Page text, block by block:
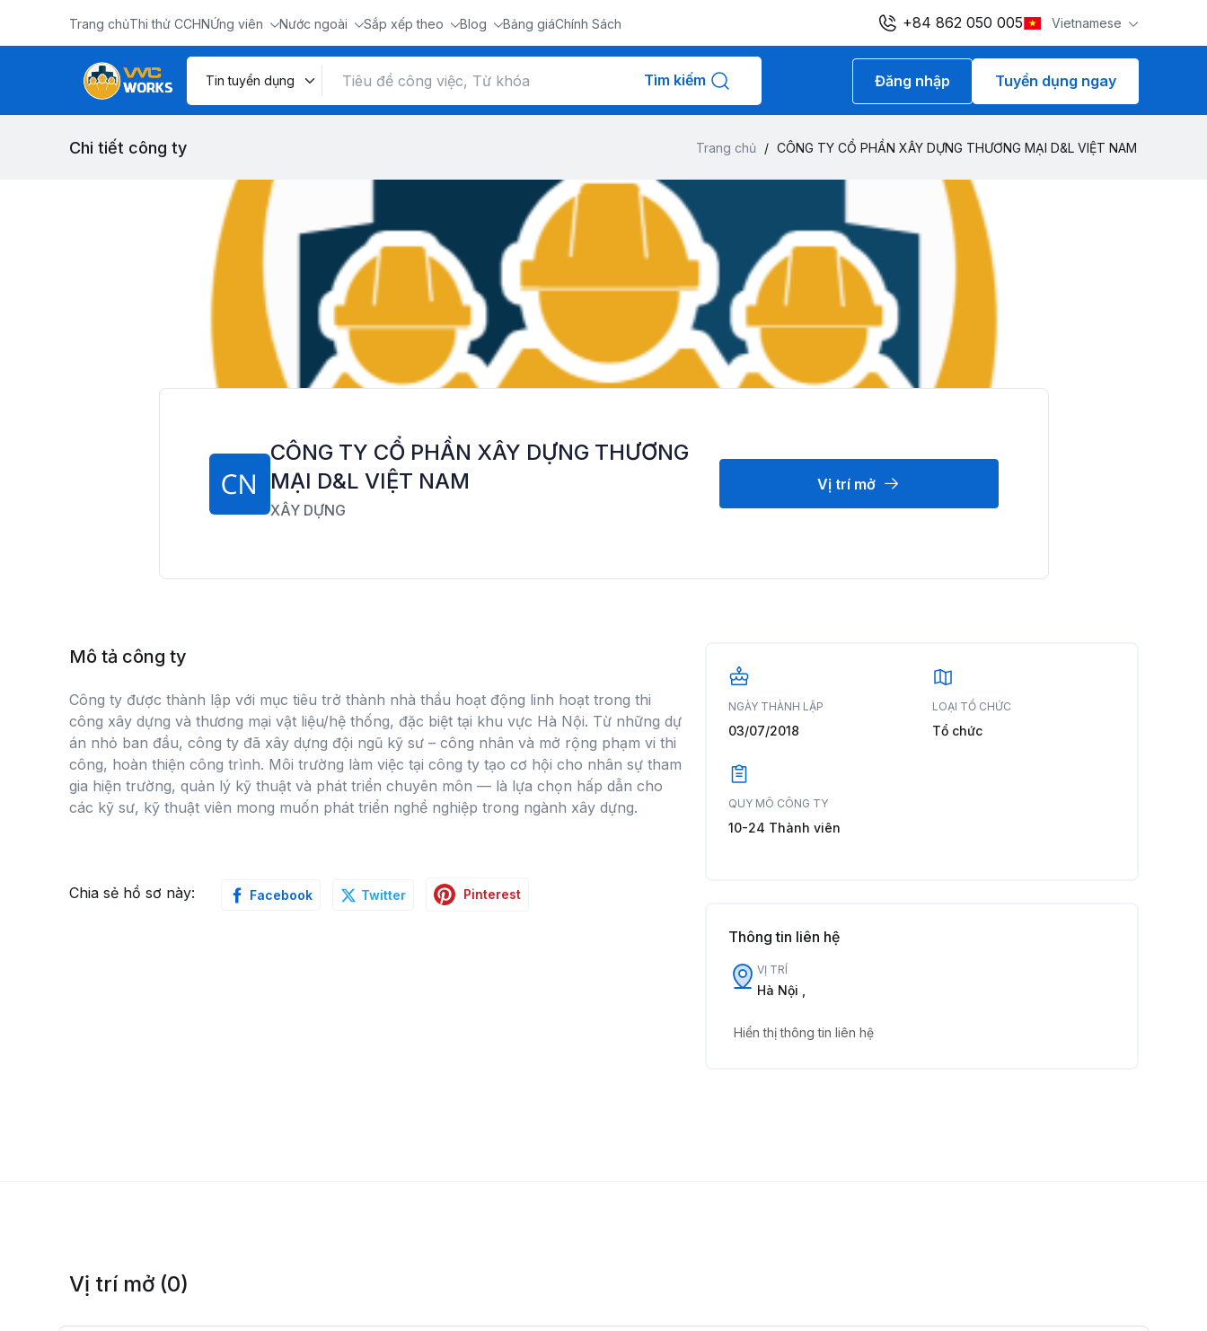
Trang chủThi thử CCHNỨng viên Nước ngoài Sắp xếp theo Blog Bảng giáChính Sách +84 862 050 005 Vietnamese
Tìm kiếm Đăng nhập Tuyển dụng ngay
Chi tiết công ty Trang chủ / CÔNG TY CỔ PHẦN XÂY DỰNG THƯƠNG MẠI D&L VIỆT NAM
CÔNG TY CỔ PHẦN XÂY DỰNG THƯƠNG
MẠI D&L VIỆT NAM
XÂY DỰNG
Vị trí mở
Mô tả công ty
Công ty được thành lập với mục tiêu trở thành nhà thầu hoạt động linh hoạt trong thi
công xây dựng và thương mại vật liệu/hệ thống, đặc biệt tại khu vực Hà Nội. Từ những dự
án nhỏ ban đầu, công ty đã xây dựng đội ngũ kỹ sư – công nhân và mở rộng phạm vi thi
công, hoàn thiện công trình. Môi trường làm việc tại công ty tạo cơ hội cho nhân sự tham
gia hiện trường, quản lý kỹ thuật và phát triển chuyên môn — là lựa chọn hấp dẫn cho
các kỹ sư, kỹ thuật viên mong muốn phát triển nghề nghiệp trong ngành xây dựng.
Chia sẻ hồ sơ này: Facebook Twitter Pinterest
NGÀY THÀNH LẬP
03/07/2018
LOẠI TỔ CHỨC
Tổ chức
QUY MÔ CÔNG TY
10-24 Thành viên
Thông tin liên hệ
VỊ TRÍ
Hà Nội ,
Hiển thị thông tin liên hệ
Vị trí mở (0)